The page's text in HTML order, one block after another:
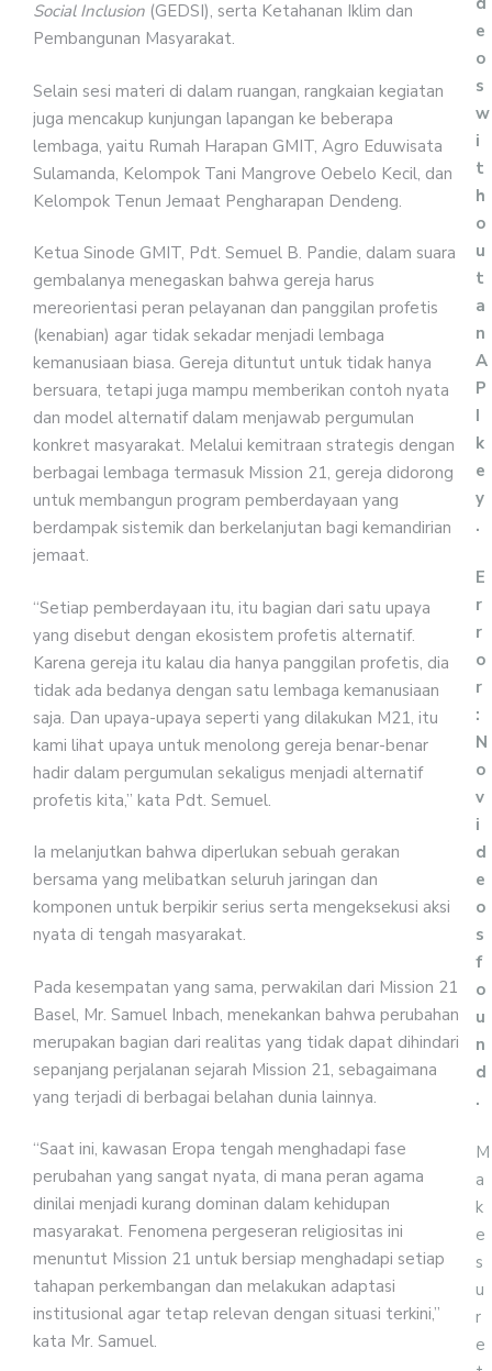
Social Inclusion (GEDSI), serta Ketahanan Iklim dan
Pembangunan Masyarakat.
Selain sesi materi di dalam ruangan, rangkaian kegiatan
juga mencakup kunjungan lapangan ke beberapa
lembaga, yaitu Rumah Harapan GMIT, Agro Eduwisata
Sulamanda, Kelompok Tani Mangrove Oebelo Kecil, dan
Kelompok Tenun Jemaat Pengharapan Dendeng.
Ketua Sinode GMIT, Pdt. Semuel B. Pandie, dalam suara
gembalanya menegaskan bahwa gereja harus
mereorientasi peran pelayanan dan panggilan profetis
(kenabian) agar tidak sekadar menjadi lembaga
kemanusiaan biasa. Gereja dituntut untuk tidak hanya
bersuara, tetapi juga mampu memberikan contoh nyata
dan model alternatif dalam menjawab pergumulan
konkret masyarakat. Melalui kemitraan strategis dengan
berbagai lembaga termasuk Mission 21, gereja didorong
untuk membangun program pemberdayaan yang
berdampak sistemik dan berkelanjutan bagi kemandirian
jemaat.
“Setiap pemberdayaan itu, itu bagian dari satu upaya
yang disebut dengan ekosistem profetis alternatif.
Karena gereja itu kalau dia hanya panggilan profetis, dia
tidak ada bedanya dengan satu lembaga kemanusiaan
saja. Dan upaya-upaya seperti yang dilakukan M21, itu
kami lihat upaya untuk menolong gereja benar-benar
hadir dalam pergumulan sekaligus menjadi alternatif
profetis kita,” kata Pdt. Semuel.
Ia melanjutkan bahwa diperlukan sebuah gerakan
bersama yang melibatkan seluruh jaringan dan
komponen untuk berpikir serius serta mengeksekusi aksi
nyata di tengah masyarakat.
Pada kesempatan yang sama, perwakilan dari Mission 21
Basel, Mr. Samuel Inbach, menekankan bahwa perubahan
merupakan bagian dari realitas yang tidak dapat dihindari
sepanjang perjalanan sejarah Mission 21, sebagaimana
yang terjadi di berbagai belahan dunia lainnya.
“Saat ini, kawasan Eropa tengah menghadapi fase
perubahan yang sangat nyata, di mana peran agama
dinilai menjadi kurang dominan dalam kehidupan
masyarakat. Fenomena pergeseran religiositas ini
menuntut Mission 21 untuk bersiap menghadapi setiap
tahapan perkembangan dan melakukan adaptasi
institusional agar tetap relevan dengan situasi terkini,”
kata Mr. Samuel.
e
o
s
w
i
t
h
o
u
t
a
n
A
P
I
k
e
y
.
E
r
r
o
r
:
N
o
v
i
d
e
o
s
f
o
u
n
d
.
M
a
k
e
s
u
r
e